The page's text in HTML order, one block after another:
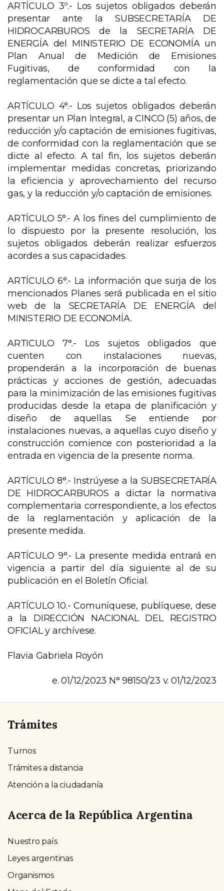
ARTÍCULO 3º.- Los sujetos obligados deberán
presentar ante la SUBSECRETARÍA DE
HIDROCARBUROS de la SECRETARÍA DE
ENERGÍA del MINISTERIO DE ECONOMÍA un
Plan Anual de Medición de Emisiones
Fugitivas, de conformidad con la
reglamentación que se dicte a tal efecto.
ARTÍCULO 4°.- Los sujetos obligados deberán
presentar un Plan Integral, a CINCO (5) años, de
reducción y/o captación de emisiones fugitivas,
de conformidad con la reglamentación que se
dicte al efecto. A tal fin, los sujetos deberán
implementar medidas concretas, priorizando
la eficiencia y aprovechamiento del recurso
gas, y la reducción y/o captación de emisiones.
ARTÍCULO 5°.- A los fines del cumplimiento de
lo dispuesto por la presente resolución, los
sujetos obligados deberán realizar esfuerzos
acordes a sus capacidades.
ARTÍCULO 6°.- La información que surja de los
mencionados Planes será publicada en el sitio
web de la SECRETARÍA DE ENERGÍA del
MINISTERIO DE ECONOMÍA.
ARTICULO 7°.- Los sujetos obligados que
cuenten con instalaciones nuevas,
propenderán a la incorporación de buenas
prácticas y acciones de gestión, adecuadas
para la minimización de las emisiones fugitivas
producidas desde la etapa de planificación y
diseño de aquellas. Se entiende por
instalaciones nuevas, a aquellas cuyo diseño y
construcción comience con posterioridad a la
entrada en vigencia de la presente norma.
ARTÍCULO 8°.- Instrúyese a la SUBSECRETARÍA
DE HIDROCARBUROS a dictar la normativa
complementaria correspondiente, a los efectos
de la reglamentación y aplicación de la
presente medida.
ARTÍCULO 9°.- La presente medida entrará en
vigencia a partir del día siguiente al de su
publicación en el Boletín Oficial.
ARTÍCULO 10.- Comuníquese, publíquese, dese
a la DIRECCIÓN NACIONAL DEL REGISTRO
OFICIAL y archívese.
Flavia Gabriela Royón
e. 01/12/2023 N° 98150/23 v. 01/12/2023
Trámites
Turnos
Trámites a distancia
Atención a la ciudadanía
Acerca de la República Argentina
Nuestro país
Leyes argentinas
Organismos